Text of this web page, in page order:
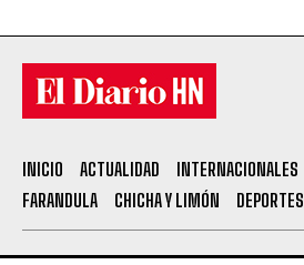
INICIO ACTUALIDAD INTERNACIONALES
FARANDULA
CHICHA Y LIMÓN DEPORTES